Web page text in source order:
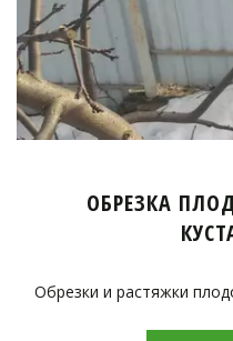
ОБРЕЗКА
Обрезки и растяжки